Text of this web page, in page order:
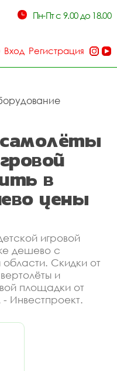
Пн-Пт с 9.00 до 18.00
Вход Регистрация
в
цены
игровой
дешево с
Скидки от
и
площадки от
Инвестпроект.